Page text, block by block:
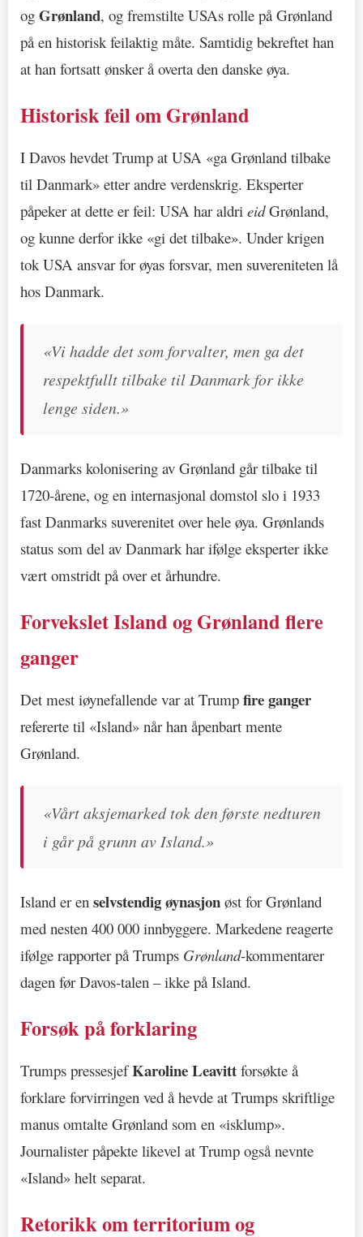
og Grønland, og fremstilte USAs rolle på Grønland
på en historisk feilaktig måte. Samtidig bekreftet han
at han fortsatt ønsker å overta den danske øya.
Historisk feil om Grønland
I Davos hevdet Trump at USA «ga Grønland tilbake
til Danmark» etter andre verdenskrig. Eksperter
påpeker at dette er feil: USA har aldri eidGrønland,
og kunne derfor ikke «gi det tilbake». Under krigen
tok USA ansvar for øyas forsvar, men suvereniteten lå
hos Danmark.
«Vi hadde det som forvalter, men ga det
respektfullt tilbake til Danmark for ikke
lenge siden.»
Danmarks kolonisering av Grønland går tilbake til
1720-årene, og en internasjonal domstol slo i 1933
fast Danmarks suverenitet over hele øya. Grønlands
status som del av Danmark har ifølge eksperter ikke
vært omstridt på over et århundre.
Forvekslet Island og Grønland flere
ganger
Det mest iøynefallende var at Trump fire ganger
refererte til «Island» når han åpenbart mente
Grønland.
«Vårt aksjemarked tok den første nedturen
i går på grunn av Island.»
Island er en selvstendig øynasjon øst for Grønland
med nesten 400 000 innbyggere. Markedene reagerte
ifølge rapporter på Trumps Grønland-kommentarer
dagen før Davos-talen – ikke på Island.
Forsøk på forklaring
Trumps pressesjefKaroline Leavitt forsøkte å
forklare forvirringen ved å hevde at Trumps skriftlige
manus omtalte Grønland som en «isklump».
Journalister påpekte likevel at Trump også nevnte
«Island» helt separat.
Retorikk om territorium og